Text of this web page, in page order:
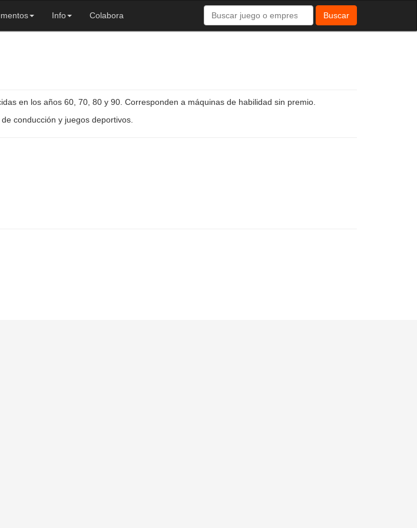
Info Colabora Buscar
en los años 60, 70, 80 y 90. Corresponden a máquinas de habilidad sin premio.
conducción y juegos deportivos.